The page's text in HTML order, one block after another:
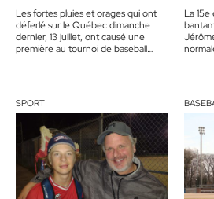
Les fortes pluies et orages qui ont
déferlé sur le Québec dimanche
dernier, 13 juillet, ont causé une
première au tournoi de baseball
La
SPORT